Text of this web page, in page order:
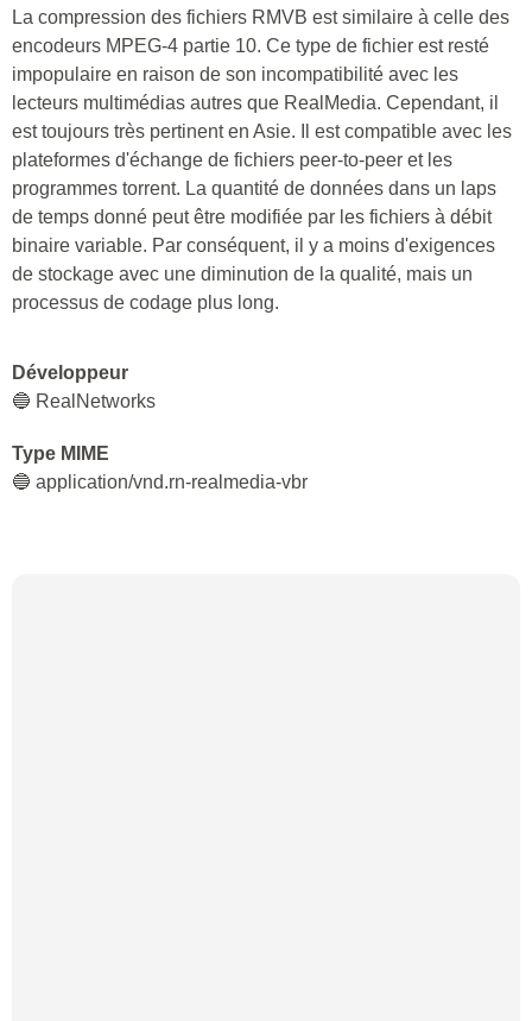
La compression des fichiers RMVB est similaire à celle des
encodeurs MPEG-4 partie 10. Ce type de fichier est resté
impopulaire en raison de son incompatibilité avec les
lecteurs multimédias autres que RealMedia. Cependant, il
est toujours très pertinent en Asie. Il est compatible avec les
plateformes d'échange de fichiers peer-to-peer et les
programmes torrent. La quantité de données dans un laps
de temps donné peut être modifiée par les fichiers à débit
binaire variable. Par conséquent, il y a moins d'exigences
de stockage avec une diminution de la qualité, mais un
processus de codage plus long.
Développeur
🔵 RealNetworks
Type MIME
🔵 application/vnd.rn-realmedia-vbr